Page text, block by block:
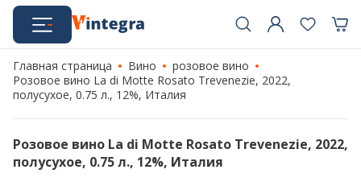
Главная страница Вино
розовое вино
Розовое вино La di Motte Rosato Trevenezie, 2022,
полусухое, 0.75 л., 12%, Италия
Розовое вино La di Motte Rosato Trevenezie, 2022,
полусухое, 0.75 л., 12%, Италия